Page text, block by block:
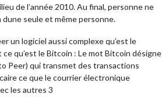
de l’année 2010. Au final, personne ne
seule et même personne.
un logiciel aussi complexe qu’est le
qu’est le Bitcoin : Le mot Bitcoin désigne
Peer) qui transmet des transactions
ce que le courrier électronique
les autres 3